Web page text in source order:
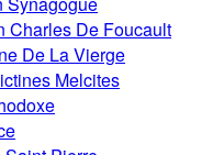
Charles De Foucault
De La Vierge
Melcites